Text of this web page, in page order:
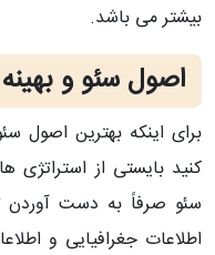
بیشتر می باشد.
اصول سئو و
برای اینکه بهترین اصول
کنید بایستی از
سئو صرفاً به دست آوردن
اطلاعات جغرافیایی و